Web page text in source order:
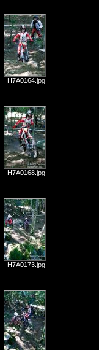
_H7A0164.jpg
_H7A0168.jpg
_H7A0173.jpg